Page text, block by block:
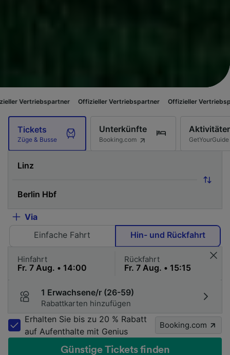
Offizieller Vertriebspartner Offizieller Vertriebspartner
Tickets
Züge & Busse
Unterkünfte
Booking.com GetYourGuide
Via
Einfache Fahrt
Hin- und Rückfahrt
Hinfahrt Rückfahrt
1 Erwachsene/r (26-59)
Rabattkarten hinzufügen
Erhalten Sie bis zu 20 % Rabatt
auf Aufenthalte mit Genius
Booking.com
Günstige Tickets finden